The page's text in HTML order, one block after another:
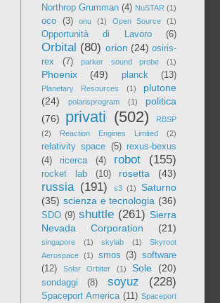
Northrop Grumman (4) NuSTAR (1)
oco (3) onu (1) Open Source (1)
Opportunità di Lavoro (6)
Orbital (80) orion (24) osiris-
rex
(7) parker sound probe (1)
Phoenix (49) planck (13)
Planetary Resources (1)
plutone
(24)
polarisprogram (1)
politica
(76)
privati (502)
RBSP
(2)
Reaction Engines Limited (2)
relativity space (5) rexus-bexus
(4)
ricerca (4) robot (155)
rocket lab (10) rosetta (43)
russia (191) s3 (1)
Saturno
(35) scienza e tecnologia (36)
SDO (9) shuttle (261) Sierra
Nevada Corporation
(21)
singapore (1) skylab (1)
Skyroot
Aerospace (1) smos (3) software
(12)
Solar Orbiter (1) Sole (20)
sondaggi (8) soyuz (228)
Spaceport America (11) Spaceport